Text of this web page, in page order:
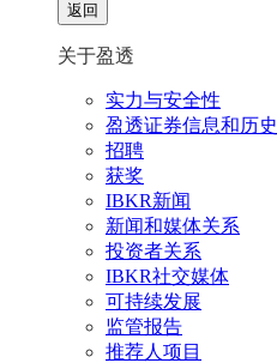
返回
关于盈透
实力与安全性
盈透证券信息和历史
招聘
获奖
IBKR新闻
新闻和媒体关系
投资者关系
IBKR社交媒体
可持续发展
监管报告
推荐人项目